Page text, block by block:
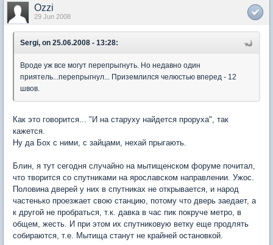
Ozzi
29 Jun 2008
Sergi, on 25.06.2008 - 13:28:
Вроде уж все могут перепрыгнуть. Но недавно один
приятель...перепрыгнул... Приземлился челюстью вперед - 12
швов.
Как это говорится... "И на старуху найдется проруха", так
кажется.
Ну да Бох с ними, с зайцами, нехай прыгають.
Блин, я тут сегодня случайно на мытищенском форуме почитал,
что творится со спутниками на ярославском направлении. Ужос.
Половина дверей у них в спутниках не открывается, и народ
частенько проезжает свою станцию, потому что дверь заедает, а
к другой не пробраться, т.к. давка в час пик покруче метро, в
общем, жесть. И при этом их спутниковую ветку еще продлять
собираются, т.е. Мытища станут не крайней остановкой.